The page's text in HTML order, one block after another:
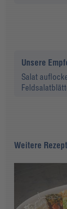
Unsere
Salat
Weitere